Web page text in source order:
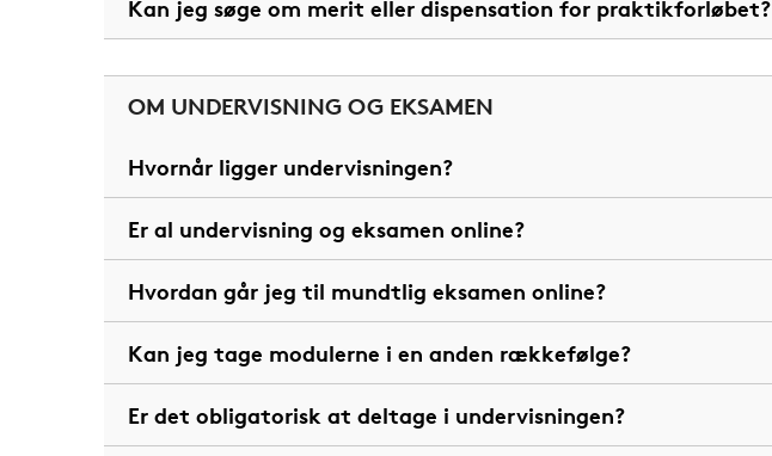
Kan jeg søge om merit eller dispensation for praktikforløbet?
OM UNDERVISNING OG EKSAMEN
Hvornår ligger undervisningen?
Er al undervisning og eksamen online?
Hvordan går jeg til mundtlig eksamen online?
Kan jeg tage modulerne i en anden rækkefølge?
Er det obligatorisk at deltage i undervisningen?